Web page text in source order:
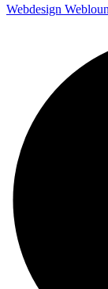
Webdesign